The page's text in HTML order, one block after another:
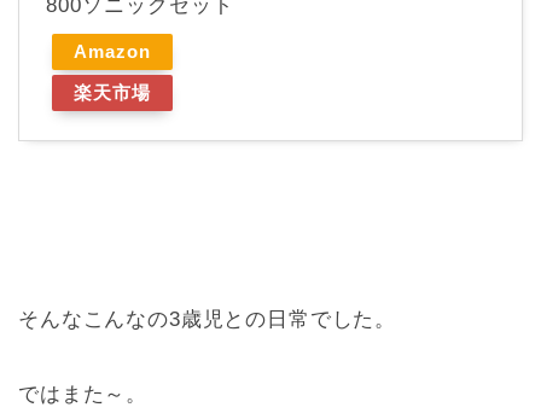
800ソニックセット
Amazon
楽天市場
そんなこんなの3歳児との日常でした。
ではまた～。